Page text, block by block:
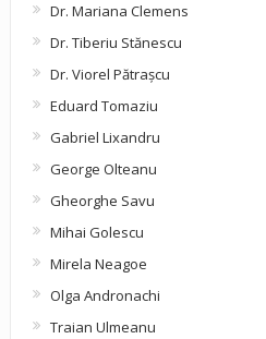
Dr. Mariana Clemens
Dr. Tiberiu Stănescu
Dr. Viorel Pătraşcu
Eduard Tomaziu
Gabriel Lixandru
George Olteanu
Gheorghe Savu
Mihai Golescu
Mirela Neagoe
Olga Andronachi
Traian Ulmeanu